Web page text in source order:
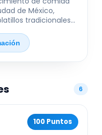
de México,
tradicionales
6ta, San Juan de
La Pasadita se
la CDMX.
6
100 Puntos